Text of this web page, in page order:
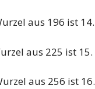
aus 196 ist 14.
aus 225 ist 15.
aus 256 ist 16.